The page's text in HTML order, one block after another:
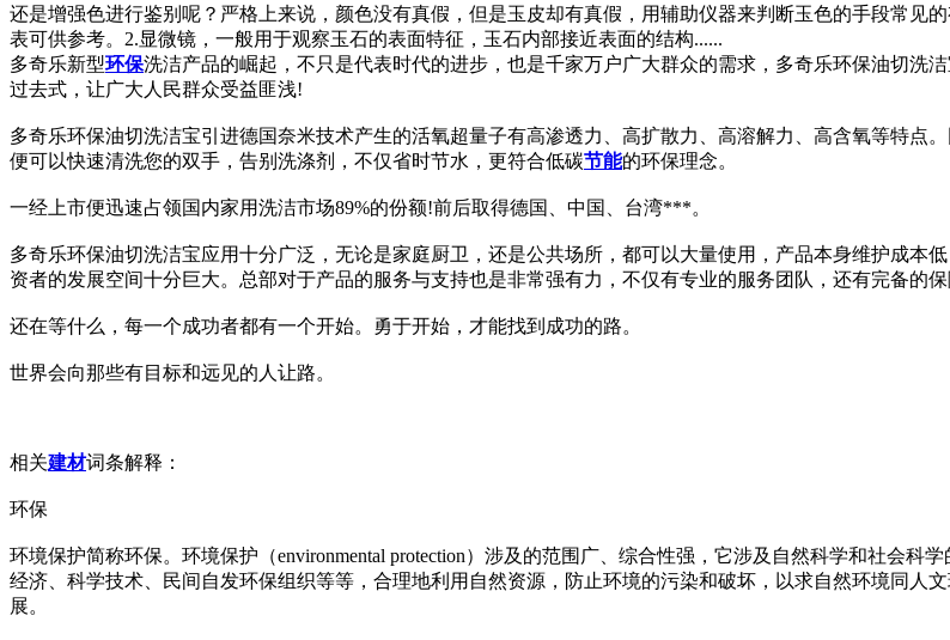
还是增强色进行鉴别呢？严格上来说，颜色没有真假，但是玉皮却有真假，用辅助仪器来判断玉色的手段常见
表可供参考。2.显微镜，一般用于观察玉石的表面特征，玉石内部接近表面的结构......
多奇乐新型环保洗洁产品的崛起，不只是代表时代的进步，也是千家万户广大群众的需求，多奇乐环保油切洗
过去式，让广大人民群众受益匪浅!
多奇乐环保油切洗洁宝引进德国奈米技术产生的活氧超量子有高渗透力、高扩散力、高溶解力、高含氧等特点
便可以快速清洗您的双手，告别洗涤剂，不仅省时节水，更符合低碳节能的环保理念。
一经上市便迅速占领国内家用洗洁市场89%的份额!前后取得德国、中国、台湾***。
多奇乐环保油切洗洁宝应用十分广泛，无论是家庭厨卫，还是公共场所，都可以大量使用，产品本身维护成本
资者的发展空间十分巨大。总部对于产品的服务与支持也是非常强有力，不仅有专业的服务团队，还有完备的保
还在等什么，每一个成功者都有一个开始。勇于开始，才能找到成功的路。
世界会向那些有目标和远见的人让路。
相关建材词条解释：
环保
环境保护简称环保。环境保护（environmental protection）涉及的范围广、综合性强，它涉及自然科学和社会科
经济、科学技术、民间自发环保组织等等，合理地利用自然资源，防止环境的污染和破坏，以求自然环境同人
展。